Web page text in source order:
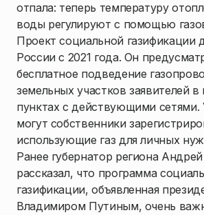
отпала: теперь температуру
воды регулируют с помощью
Проект социальной газификации
России с 2021 года. Он
бесплатное подведение
земельных участков заявителей
пунктах с действующими сетями.
могут собственники
использующие газ для личных
Ранее губернатор региона
рассказал, что программа
газификации, объявленная
Владимиром Путиным, очень